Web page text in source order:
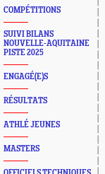
COMPÉTITIONS
SUIVI BILANS
NOUVELLE-AQUITAINE
PISTE 2025
ENGAGÉ(E)S
RÉSULTATS
ATHLÉ JEUNES
MASTERS